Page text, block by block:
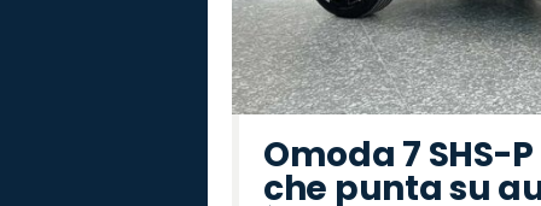
Omoda 7 SHS-
che punta su